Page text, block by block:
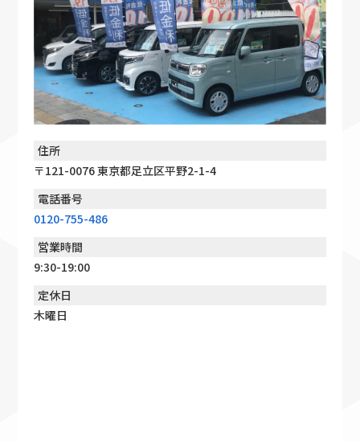
住所
〒121-0076 東京都足立区平野2-1-4
電話番号
0120-755-486
営業時間
9:30-19:00
定休日
木曜日